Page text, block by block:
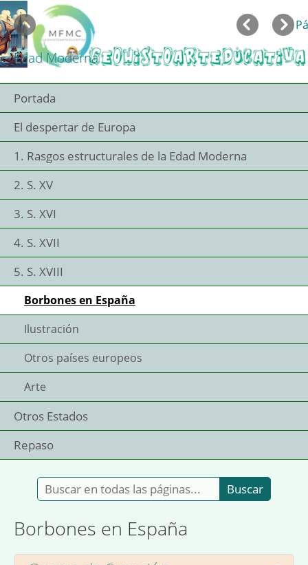
Saltar la navegación
Buscar en todas las
páginas
Edad Moderna
Menú
Portada
El despertar de Europa
1. Rasgos estructurales de la Edad Moderna
2. S. XV
3. S. XVI
4. S. XVII
5. S. XVIII
Borbones en España
Ilustración
Otros países europeos
Arte
Otros Estados
Repaso
Anterior
Buscar en todas las páginas:
Borbones en España